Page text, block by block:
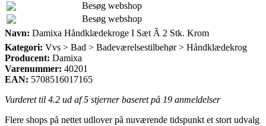
Besøg webshop
Besøg webshop
Navn: Damixa Håndklædekroge I Sæt Ã 2 Stk. Krom
Kategori: Vvs > Bad > Badeværelsestilbehør > Håndklædekrog
Producent: Damixa
Varenummer: 40201
EAN: 5708516017165
Vurderet til 4.2 ud af 5 stjerner baseret på 19 anmeldelser
Flere shops på nettet udlover på nuværende tidspunkt et stort udvalg